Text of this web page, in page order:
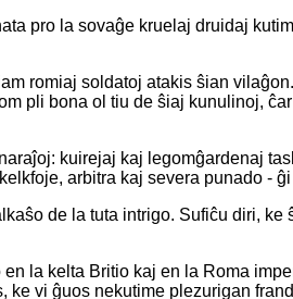
pro la sovaĝe kruelaj druidaj
romiaj soldatoj atakis ŝian
pli bona ol tiu de ŝiaj kunulinoj,
kuirejaj kaj legomĝardenaj
arbitra kaj severa punado -
de la tuta intrigo. Sufiĉu diri,
la kelta Britio kaj en la Roma
ke vi ĝuos nekutime plezurigan